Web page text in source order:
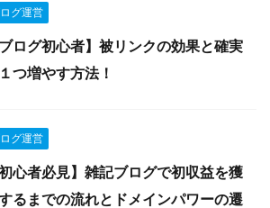
グ運営
ブログ初心者】被リンクの効果と確実
つ増やす方法！
グ運営
初心者必見】雑記ブログで初収益を獲
るまでの流れとドメインパワーの遷